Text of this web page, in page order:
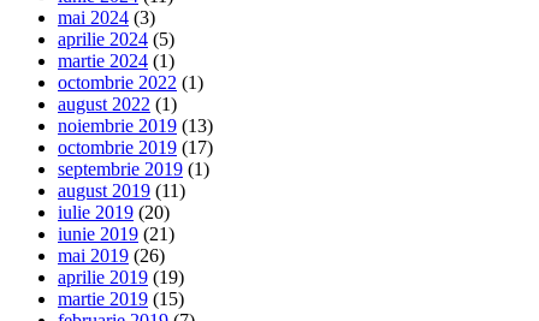
mai 2024 (3)
aprilie 2024 (5)
martie 2024 (1)
octombrie 2022 (1)
august 2022 (1)
noiembrie 2019 (13)
octombrie 2019 (17)
septembrie 2019 (1)
august 2019 (11)
iulie 2019 (20)
iunie 2019 (21)
mai 2019 (26)
aprilie 2019 (19)
martie 2019 (15)